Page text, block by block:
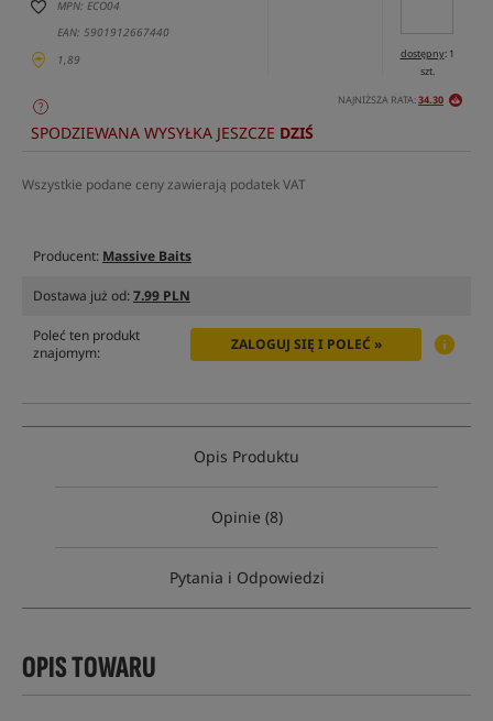
MPN: ECO04
EAN: 5901912667440
1,89
dostępny: 1
szt.
NAJNIŻSZA RATA:34.30
SPODZIEWANA WYSYŁKA JESZCZE DZIŚ
Wszystkie podane ceny zawierają podatek VAT
Producent: Massive Baits
Dostawa już od:7.99 PLN
Poleć ten produkt
znajomym:
ZALOGUJ SIĘ I POLEĆ »
Opis Produktu
Opinie (8)
Pytania i Odpowiedzi
OPIS TOWARU